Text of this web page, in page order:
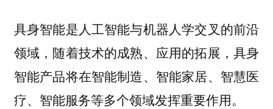
具身智能是人工智能与机器人学交叉的前沿
领域，随着技术的成熟、应用的拓展， 具身
智能产品将在智能制造、智能家居、智慧医
疗、智能服务等多个领域发挥重要作用。